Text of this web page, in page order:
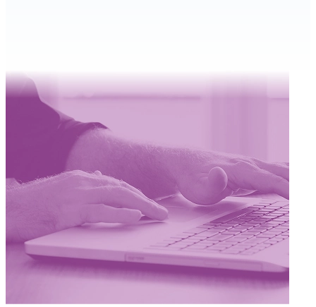
ESTADO DASE
Un Estado municipal con foco humanista y centrado en el
desarrollo de las personas.